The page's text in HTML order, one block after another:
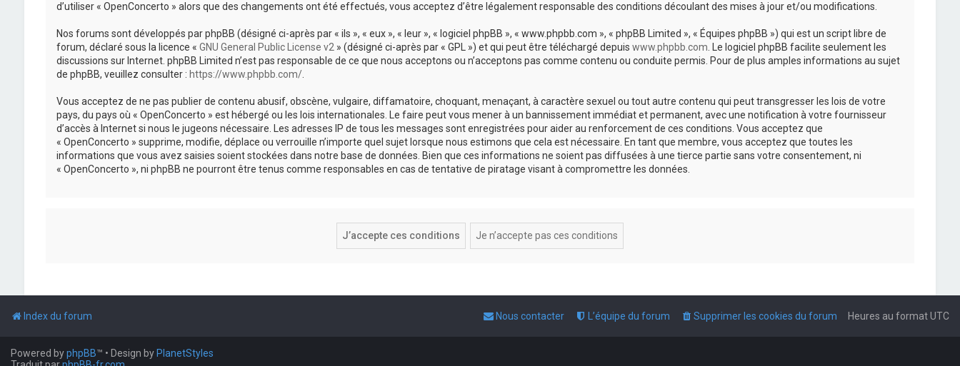
d’utiliser « OpenConcerto » alors que des changements ont été effectués, vous acceptez d’être légalement responsable des conditions découlant des mises à jour et/ou modifications.
Nos forums sont développés par phpBB (désigné ci-après par « ils », « eux », « leur », « logiciel phpBB », « www.phpbb.com », « phpBB Limited », « Équipes phpBB ») qui est un script libre de
forum, déclaré sous la licence « GNU General Public License v2 » (désigné ci-après par « GPL ») et qui peut être téléchargé depuis www.phpbb.com . Le logiciel phpBB facilite seulement les
discussions sur Internet. phpBB Limited n’est pas responsable de ce que nous acceptons ou n’acceptons pas comme contenu ou conduite permis. Pour de plus amples informations au sujet
de phpBB, veuillez consulter : https://www.phpbb.com/.
Vous acceptez de ne pas publier de contenu abusif, obscène, vulgaire, diffamatoire, choquant, menaçant, à caractère sexuel ou tout autre contenu qui peut transgresser les lois de votre
pays, du pays où « OpenConcerto » est hébergé ou les lois internationales. Le faire peut vous mener à un bannissement immédiat et permanent, avec une notification à votre fournisseur
d’accès à Internet si nous le jugeons nécessaire. Les adresses IP de tous les messages sont enregistrées pour aider au renforcement de ces conditions. Vous acceptez que
« OpenConcerto » supprime, modifie, déplace ou verrouille n’importe quel sujet lorsque nous estimons que cela est nécessaire. En tant que membre, vous acceptez que toutes les
informations que vous avez saisies soient stockées dans notre base de données. Bien que ces informations ne soient pas diffusées à une tierce partie sans votre consentement, ni
« OpenConcerto », ni phpBB ne pourront être tenus comme responsables en cas de tentative de piratage visant à compromettre les données.
Index du forum Heures au formatUTC
Supprimer les cookies du forum
L’équipe du forum
Nous contacter
Powered byphpBB™ • Design by PlanetStyles